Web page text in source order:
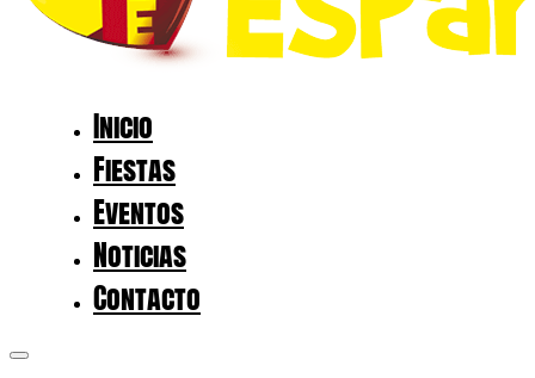
Inicio
Fiestas
Eventos
Noticias
Contacto